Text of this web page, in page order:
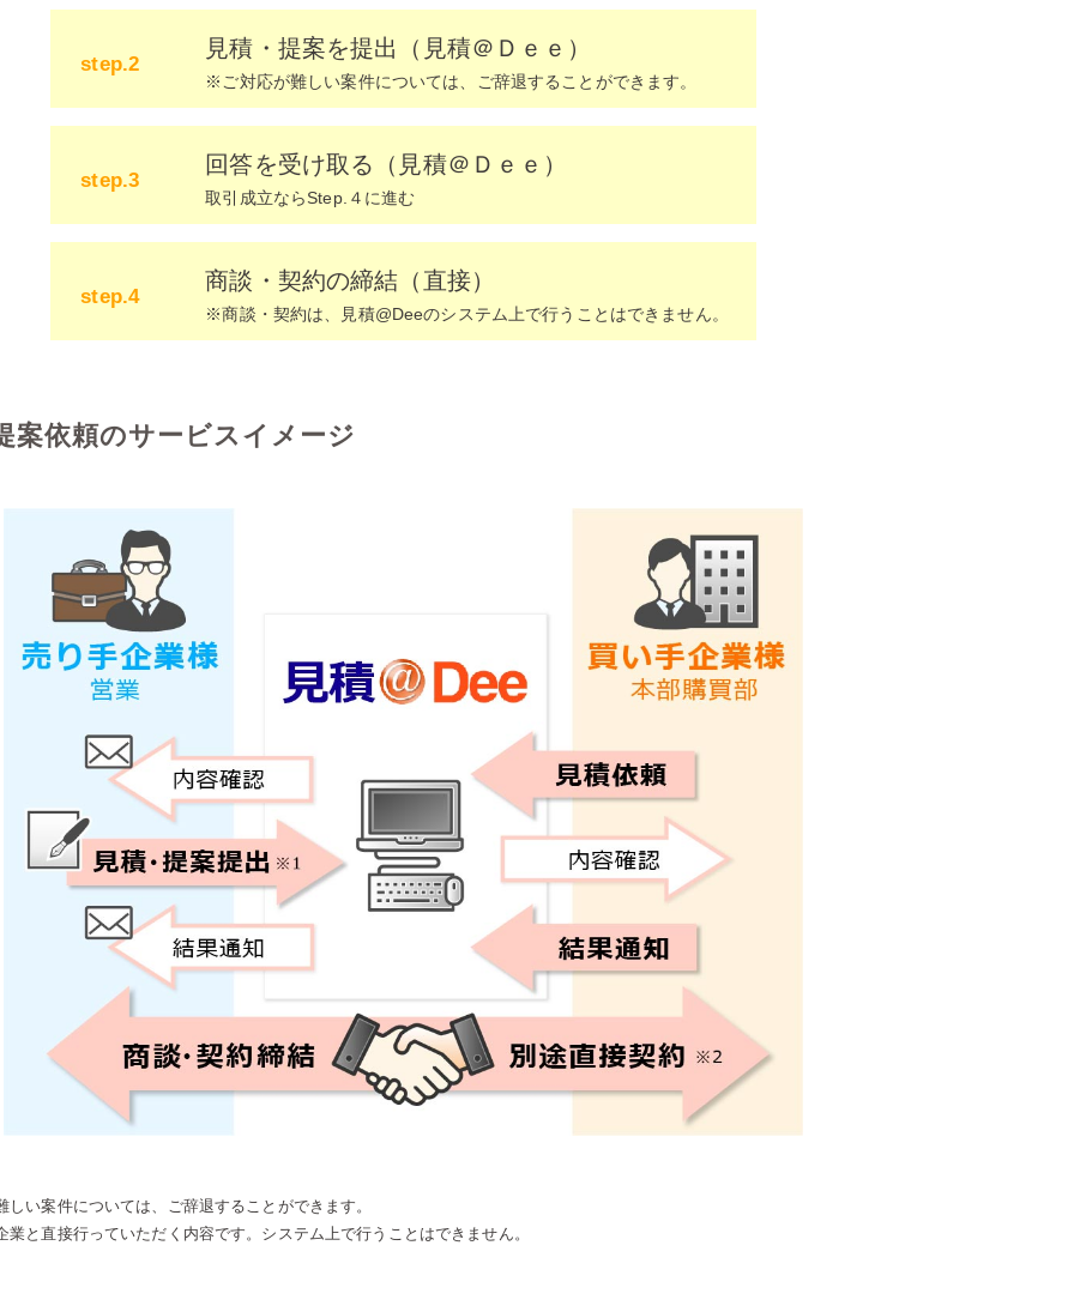
step.2
見積・提案を提出（見積＠Ｄｅｅ）
※ご対応が難しい案件については、ご辞退することができます。
step.3
​回答を受け取る（見積＠Ｄｅｅ）
取引成立ならStep.４に進む
step.4
​商談・契約の締結（直接）
※商談・契約は、見積@Deeのシステム上で行うことはできません。
案依頼のサービスイメージ
い案件については、ご辞退することができます。
と直接行っていただく内容です。​システム上で行うことはできません。